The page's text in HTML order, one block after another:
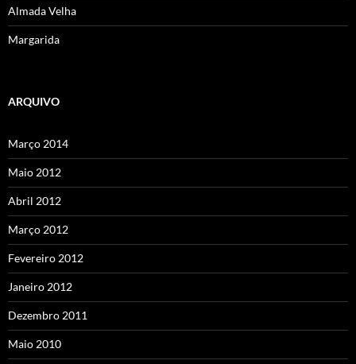
Almada Velha
Margarida
ARQUIVO
Março 2014
Maio 2012
Abril 2012
Março 2012
Fevereiro 2012
Janeiro 2012
Dezembro 2011
Maio 2010